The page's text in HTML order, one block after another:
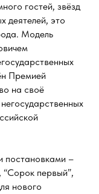
гостей, звёзд
деятелей, это
Модель
Премией
на своё
постановками –
первый”,
нового